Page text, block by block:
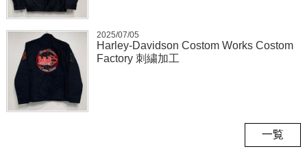
2025/07/05
Harley-Davidson Costom Works Costom
Factory 刺繍加工
一覧